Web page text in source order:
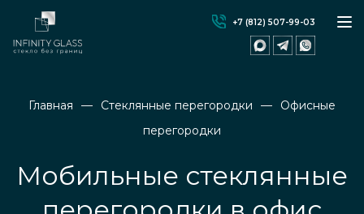
+7 (812) 507-99-03
Главная Стеклянные перегородки
Офисные
перегородки
Мобильные стеклянные